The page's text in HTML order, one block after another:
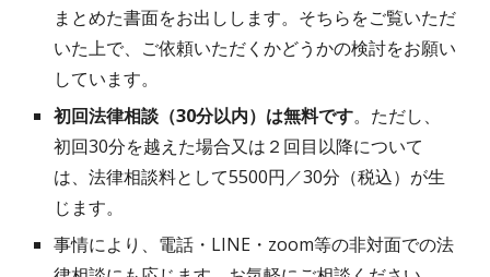
まとめた書面をお出しします。そちらをご覧いただ
いた上で、ご依頼いただくかどうかの検討をお願い
しています。
初回法律相談（30分以内）は無料です。ただし、
初回30分を越えた場合又は２回目以降について
は、法律相談料として5500円／30分（税込）が生
じます。
事情により、電話・LINE・zoom等の非対面での法